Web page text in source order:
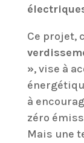
Ce projet,
», vise à
à
zéro
Mais une